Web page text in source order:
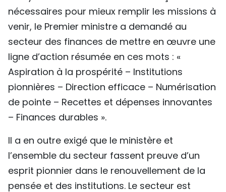
nécessaires pour mieux remplir les missions à
venir, le Premier ministre a demandé au
secteur des finances de mettre en œuvre une
ligne d’action résumée en ces mots : «
Aspiration à la prospérité – Institutions
pionnières – Direction efficace – Numérisation
de pointe – Recettes et dépenses innovantes
– Finances durables ».
Il a en outre exigé que le ministère et
l’ensemble du secteur fassent preuve d’un
esprit pionnier dans le renouvellement de la
pensée et des institutions. Le secteur est